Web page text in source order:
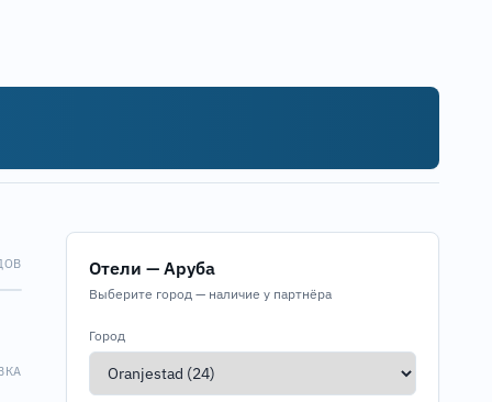
Отели — Аруба
Выберите город — наличие у партнёра
Город